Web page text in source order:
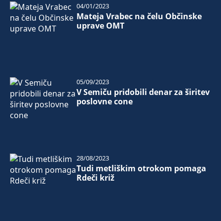
Mateja Vrabec na čelu Občinske
uprave OMT
04/01/2023
V Semiču pridobili denar za širitev
poslovne cone
05/09/2023
Tudi metliškim otrokom pomaga
Rdeči križ
28/08/2023